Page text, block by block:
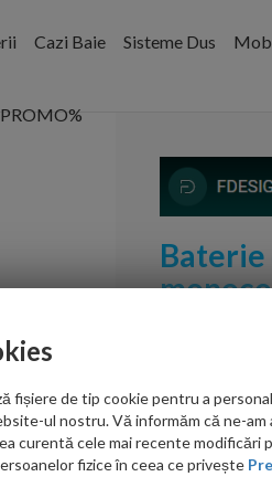
Cazi Baie Sisteme Dus
Baterie
PRP: 607.00
469.00
Ati
fișiere de tip cookie pentru a
ul nostru. Vă informăm că ne-
curentă cele mai recente modificări
fizice în ceea ce privește